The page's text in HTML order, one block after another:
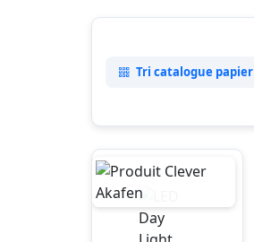
Tri catalogue papier